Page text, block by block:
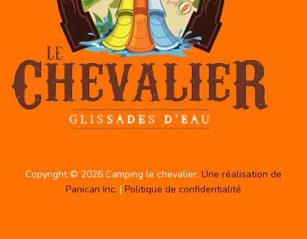
Copyright © 2026 Camping le chevalier. Une réalisation de
Panican Inc. | Politique de confidentialité